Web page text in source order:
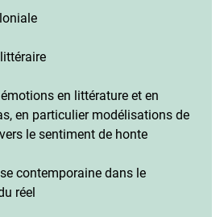
en littérature et en
en particulier modélisations de
le sentiment de honte
contemporaine dans le
réel